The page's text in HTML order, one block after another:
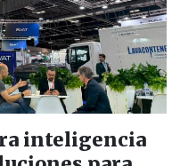
inteligencia